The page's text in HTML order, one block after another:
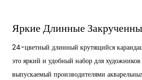
Яркие Длинные
24-цветный длинный крутящийся
это яркий и удобный набор для художников
выпускаемый производителями